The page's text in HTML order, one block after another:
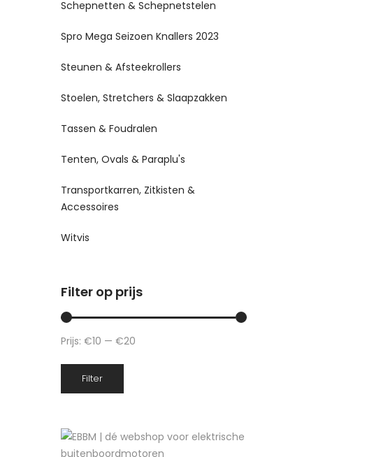
Schepnetten & Schepnetstelen
Spro Mega Seizoen Knallers 2023
Steunen & Afsteekrollers
Stoelen, Stretchers & Slaapzakken
Tassen & Foudralen
Tenten, Ovals & Paraplu's
Transportkarren, Zitkisten &
Accessoires
Witvis
Filter op prijs
Filter
Prijs: €10 — €20